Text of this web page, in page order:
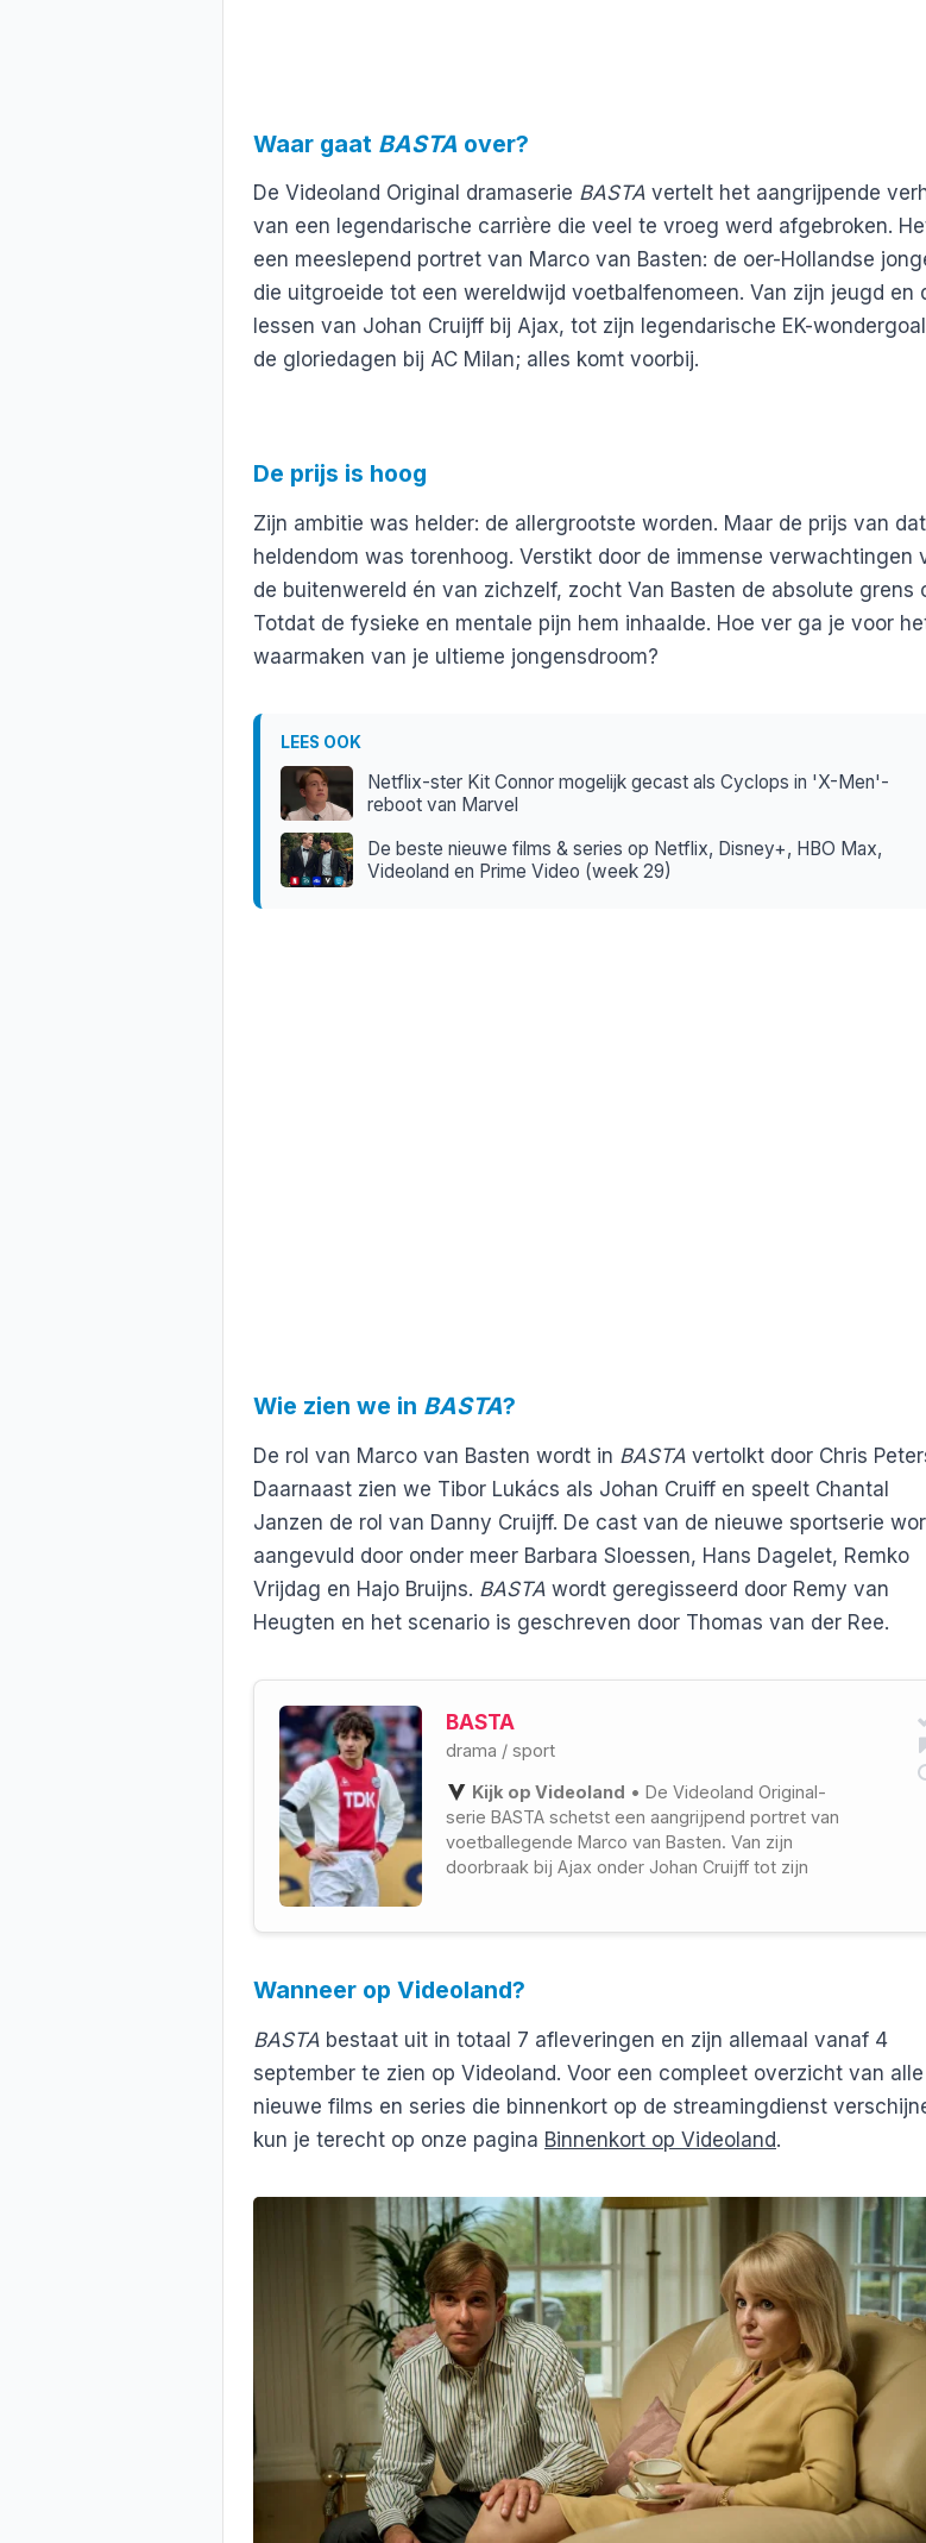
Waar gaat BASTA over?
De Videoland Original dramaserie BASTA vertelt het aangrijpende
van een legendarische carrière die veel te vroeg werd afgebroken.
een meeslepend portret van Marco van Basten: de oer-Hollandse
die uitgroeide tot een wereldwijd voetbalfenomeen. Van zijn jeugd en
lessen van Johan Cruijff bij Ajax, tot zijn legendarische EK-
de gloriedagen bij AC Milan; alles komt voorbij.
De prijs is hoog
Zijn ambitie was helder: de allergrootste worden. Maar de prijs van dat
heldendom was torenhoog. Verstikt door de immense verwachtingen
de buitenwereld én van zichzelf, zocht Van Basten de absolute grens
Totdat de fysieke en mentale pijn hem inhaalde. Hoe ver ga je voor
waarmaken van je ultieme jongensdroom?
LEES OOK
Netflix-ster Kit Connor mogelijk gecast als Cyclops in 'X-Men'-
reboot van Marvel
De beste nieuwe films & series op Netflix, Disney+, HBO Max,
Videoland en Prime Video (week 29)
Wie zien we in BASTA?
De rol van Marco van Basten wordt in BASTA vertolkt door Chris
Daarnaast zien we Tibor Lukács als Johan Cruiff en speelt Chantal
Janzen de rol van Danny Cruijff. De cast van de nieuwe sportserie
aangevuld door onder meer Barbara Sloessen, Hans Dagelet, Remko
Vrijdag en Hajo Bruijns. BASTA wordt geregisseerd door Remy van
Heugten en het scenario is geschreven door Thomas van der Ree.
BASTA
drama / sport
Kijk op Videoland • De Videoland Original-
serie BASTA schetst een aangrijpend portret van
voetballegende Marco van Basten. Van zijn
doorbraak bij Ajax onder Johan Cruijff tot zijn
Wanneer op Videoland?
BASTA bestaat uit in totaal 7 afleveringen en zijn allemaal vanaf 4
september te zien op Videoland. Voor een compleet overzicht van alle
nieuwe films en series die binnenkort op de streamingdienst
kun je terecht op onze pagina Binnenkort op Videoland.